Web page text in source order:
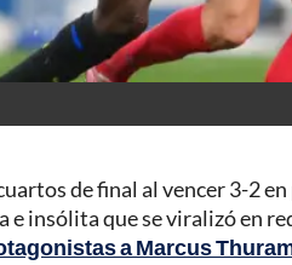
de final al vencer 3-2
insólita que se viralizó en
a Marcus